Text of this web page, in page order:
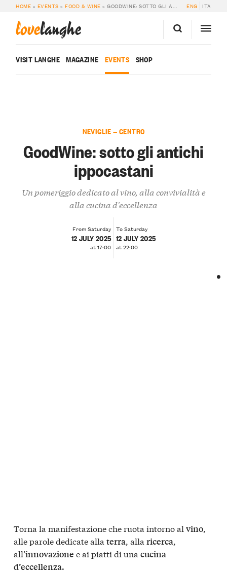
HOME » EVENTS »FOOD & WINE »GOODWINE: SOTTO GLI ANTICHI IPPOCASTANI ENG ITA
lovelanghe
VISIT LANGHE MAGAZINE EVENTS SHOP
NEVIGLIE — CENTRO
GoodWine: sotto gli antichi
ippocastani
Un pomeriggio dedicato al vino, alla convivialità e
alla cucina d'eccellenza
From Saturday
12 JULY 2025
at 17:00
To Saturday
12 JULY 2025
at 22:00
Torna la manifestazione che ruota intorno al vino,
alle parole dedicate alla terra, alla ricerca,
all’innovazione e ai piatti di una cucina
d’eccellenza.